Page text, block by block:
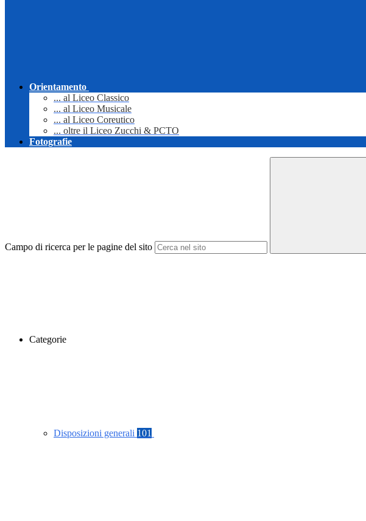
Orientamento
... al Liceo Classico
... al Liceo Musicale
... al Liceo Coreutico
... oltre il Liceo Zucchi & PCTO
Fotografie
Campo di ricerca per le pagine del sito
Categorie
Disposizioni generali 101